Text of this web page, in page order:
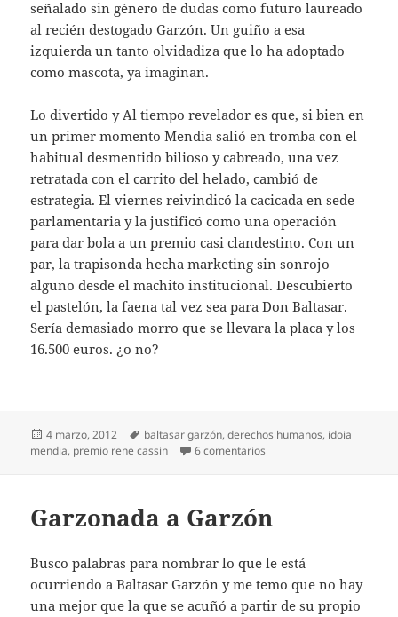
señalado sin género de dudas como futuro laureado
al recién destogado Garzón. Un guiño a esa
izquierda un tanto olvidadiza que lo ha adoptado
como mascota, ya imaginan.
Lo divertido y Al tiempo revelador es que, si bien en
un primer momento Mendia salió en tromba con el
habitual desmentido bilioso y cabreado, una vez
retratada con el carrito del helado, cambió de
estrategia. El viernes reivindicó la cacicada en sede
parlamentaria y la justificó como una operación
para dar bola a un premio casi clandestino. Con un
par, la trapisonda hecha marketing sin sonrojo
alguno desde el machito institucional. Descubierto
el pastelón, la faena tal vez sea para Don Baltasar.
Sería demasiado morro que se llevara la placa y los
16.500 euros. ¿o no?
Publicado
el
4 marzo, 2012 Etiquetas
baltasar garzón,derechos humanos, idoia
mendia, premio rene cassin 6 comentarios
Garzonada a Garzón
Busco palabras para nombrar lo que le está
ocurriendo a Baltasar Garzón y me temo que no hay
una mejor que la que se acuñó a partir de su propio